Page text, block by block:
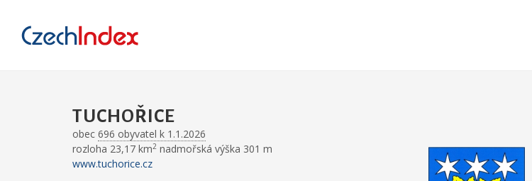
TUCHOŘICE
obec 696 obyvatel k 1.1.2026
rozloha 23,17 km2 nadmořská výška 301 m
www.tuchorice.cz